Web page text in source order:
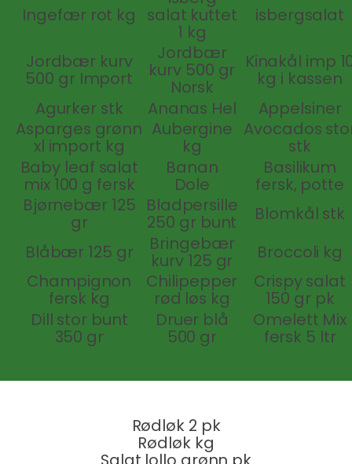
Ingefær rot kg salat kuttet
1 kg
isbergsalat
Jordbær kurv
500 gr Import
Jordbær
kurv 500 gr
Norsk
Kinakål imp
kg i kassen
Agurker stk
Ananas Hel
Appelsiner
Asparges grønn
xl import kg
Aubergine
kg
Avocados
stk
Baby leaf salat
mix 100 g fersk
Banan
Dole
Basilikum
fersk, potte
Bjørnebær 125
gr
Bladpersille
250 gr bunt
Blomkål stk
Blåbær 125 gr
Bringebær
kurv 125 gr
Broccoli kg
Champignon
fersk kg
Chilipepper
rød løs kg
Crispy salat
150 gr pk
Dill stor bunt
350 gr
Druer blå
500 gr
Omelett Mix
fersk 5 ltr
Rødløk 2 pk
Rødløk kg